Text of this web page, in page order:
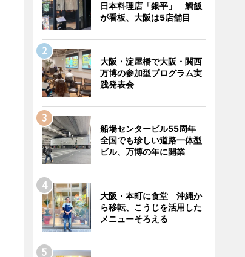
日本料理店「銀平」 鯛飯
が看板、大阪は5店舗目
大阪・淀屋橋で大阪・関西
万博の参加型プログラム実
践発表会
船場センタービル55周年
全国でも珍しい道路一体型
ビル、万博の年に開業
大阪・本町に食堂 沖縄か
ら移転、こうじを活用した
メニューそろえる